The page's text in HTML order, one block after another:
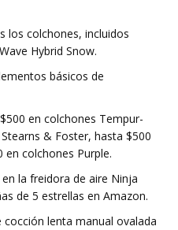
los colchones, incluidos
Hybrid Snow.
básicos de
en colchones Tempur-
& Foster, hasta $500
en colchones Purple.
la freidora de aire Ninja
de 5 estrellas en Amazon.
cocción lenta manual ovalada